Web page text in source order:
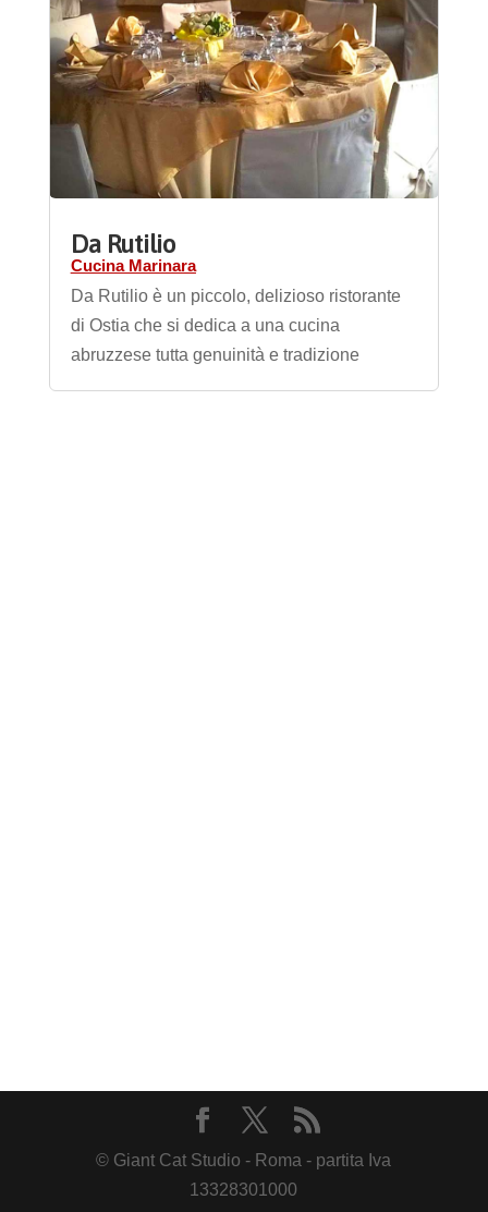
Da Rutilio
Cucina Marinara
Da Rutilio è un piccolo, delizioso ristorante
di Ostia che si dedica a una cucina
abruzzese tutta genuinità e tradizione
© Giant Cat Studio - Roma - partita Iva
13328301000